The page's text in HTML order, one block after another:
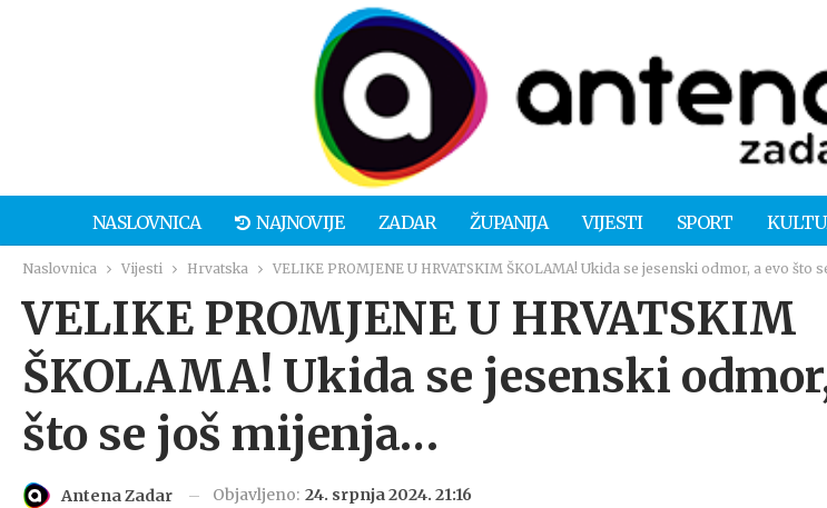
NASLOVNICA NAJNOVIJE ZADAR ŽUPANIJA VIJESTI SPORT
Naslovnica Vijesti Hrvatska VELIKE PROMJENE U HRVATSKIM ŠKOLAMA! Ukida se jesenski odmor, a evo što
VELIKE PROMJENE U HRVATSKIM
ŠKOLAMA! Ukida se jesenski
što se još mijenja…
Antena Zadar Objavljeno: 24. srpnja 2024. 21:16